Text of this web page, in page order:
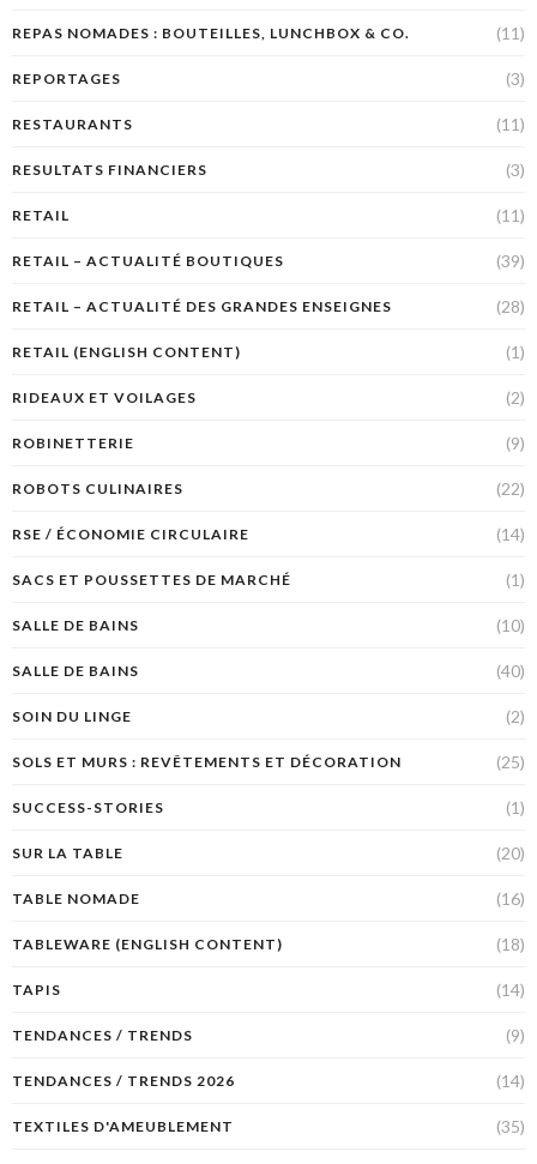
REPAS NOMADES : BOUTEILLES, LUNCHBOX & CO. (11)
REPORTAGES (3)
RESTAURANTS (11)
RESULTATS FINANCIERS (3)
RETAIL (11)
RETAIL – ACTUALITÉ BOUTIQUES (39)
RETAIL – ACTUALITÉ DES GRANDES ENSEIGNES (28)
RETAIL (ENGLISH CONTENT) (1)
RIDEAUX ET VOILAGES (2)
ROBINETTERIE (9)
ROBOTS CULINAIRES (22)
RSE / ÉCONOMIE CIRCULAIRE (14)
SACS ET POUSSETTES DE MARCHÉ (1)
SALLE DE BAINS (10)
SALLE DE BAINS (40)
SOIN DU LINGE (2)
SOLS ET MURS : REVÊTEMENTS ET DÉCORATION (25)
SUCCESS-STORIES (1)
SUR LA TABLE (20)
TABLE NOMADE (16)
TABLEWARE (ENGLISH CONTENT) (18)
TAPIS (14)
TENDANCES / TRENDS (9)
TENDANCES / TRENDS 2026 (14)
TEXTILES D'AMEUBLEMENT (35)